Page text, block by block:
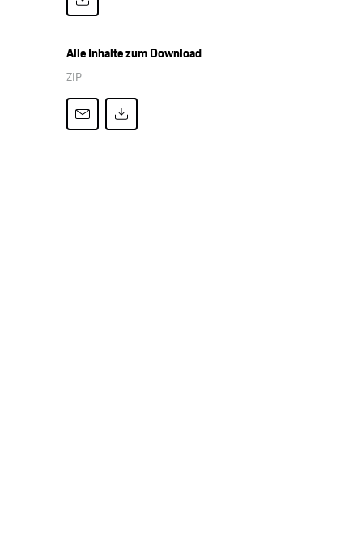
Alle Inhalte zum Download
ZIP